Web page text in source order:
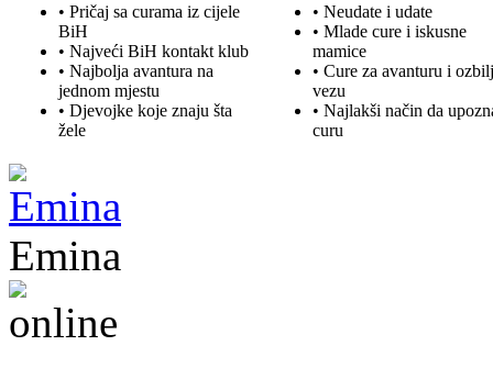
• Pričaj sa curama iz cijele
BiH
• Najveći BiH kontakt klub
• Najbolja avantura na
jednom mjestu
• Djevojke koje znaju šta
žele
• Neudate i udate
• Mlade cure i iskusne
mamice
• Cure za avanturu i
vezu
• Najlakši način da
curu
Emina